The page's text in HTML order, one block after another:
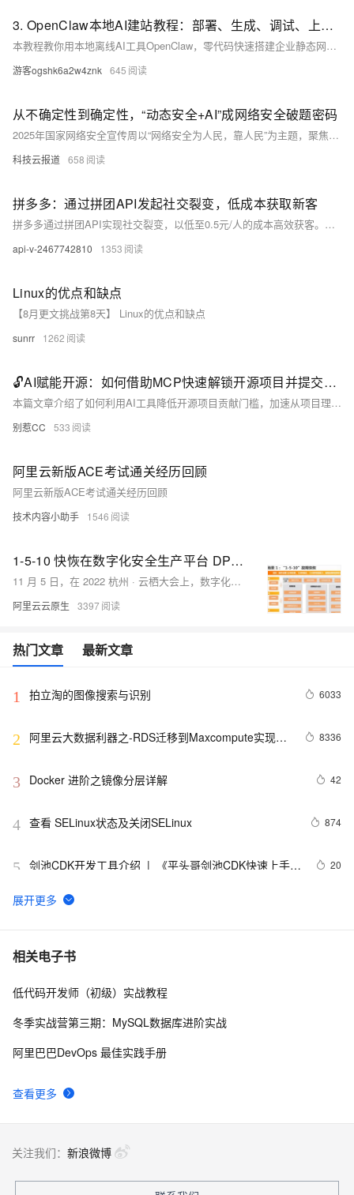
3. OpenClaw本地AI建站教程：部署、生成、调试、上线，全程清晰可落地
本教程教你用本地离线AI工具OpenClaw，零代码快速搭建企业静态网站：从一键部署、文字描述需求、AI生成HTML/CSS/JS源码，到本地调试、自由修改及上线部署，全程实操清晰，30分钟即可完成，安全可控、高度定制。（239字）
游客ogshk6a2w4znk 645
从不确定性到确定性，“动态安全+AI”成网络安全破题密码
2025年国家网络安全宣传周以“网络安全为人民，靠人民”为主题，聚焦AI安全、个人信息保护等热点。随着AI技术滥用加剧，智能化攻击频发，瑞数信息推出“动态安全+AI”防护体系，构建“三层防护+两大闭环”，实现风险前置识别与全链路防控，助力企业应对新型网络威胁，筑牢数字时代安全防线。（238字）
科技云报道 658
拼多多：通过拼团API发起社交裂变，低成本获取新客
拼多多通过拼团API实现社交裂变，以低至0.5元/人的成本高效获客。其核心在于：拼团模式激发用户分享，API技术保障流畅体验，裂变系数F＞1.5时形成指数传播。数学模型显示，新客呈指数增长，获客成本趋近于零。该模式为电商低成本扩张提供范本。（238字）
api-v-2467742810 1353
Linux的优点和缺点
【8月更文挑战第8天】 Linux的优点和缺点
sunrr 1262
🔓AI赋能开源：如何借助MCP快速解锁开源项目并提交你的首个PR
本篇文章介绍了如何利用AI工具降低开源项目贡献门槛，加速从项目理解到代码提交的过程。通过GitDiagram工具，可将GitHub仓库转化为交互式架构图，清晰展示项目结构，如Dify项目的部署、前端、核心服务及外部集成等层次。接着，借助GitMCP工具，将项目转化为AI助手的知识库，实现精准代码导航与开发辅助。例如，在Cursor中配置MCP服务后，AI能快速定位文件并分析接口结构，大幅提升开发效率。尽管MCP存在token消耗等问题，但其生态发展已展现出AI在实际开发中的巨大潜力。
别惹CC 533
阿里云新版ACE考试通关经历回顾
阿里云新版ACE考试通关经历回顾
技术内容小助手 1546
1-5-10 快恢在数字化安全生产平台 DPS 中的设计与落地
11 月 5 日，在 2022 杭州 · 云栖大会上，数字化安全生产平台 DPS 重磅发布，助力传统运维向 SRE 转型，在数字化安全生产平台 DPS 重磅发布中提到了 DPS 诞生的背景，希望解决的企业问题以及核心的功能点，其中提到了 DPS 目前的两大业务场景:"1-5-10"故障快恢和"变更三板斧"故障预防，本文将阐述 “1-5-10”故障快恢场景的背后的设计与实现。
阿里云云原生 3397
热门文章 最新文章
1 拍立淘的图像搜索与识别 6033
2
阿里云大数据利器之-RDS迁移到Maxcompute实现动
8336
3 Docker 进阶之镜像分层详解 42
4 查看 SELinux状态及关闭SELinux 874
5 剑池CDK开发工具介绍  |  《平头哥剑池CDK快速上手指
20
6 WebAssembly 在 MOSN 中的实践 - 基础框架篇
7 userdel使用说明
8 自己看系统的“系统还原”
相关电子书
查看更多
低代码开发师（初级）实战教程
冬季实战营第三期：MySQL数据库进阶实战
阿里巴巴DevOps 最佳实践手册
关注我们： 新浪微博